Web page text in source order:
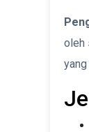
oleh